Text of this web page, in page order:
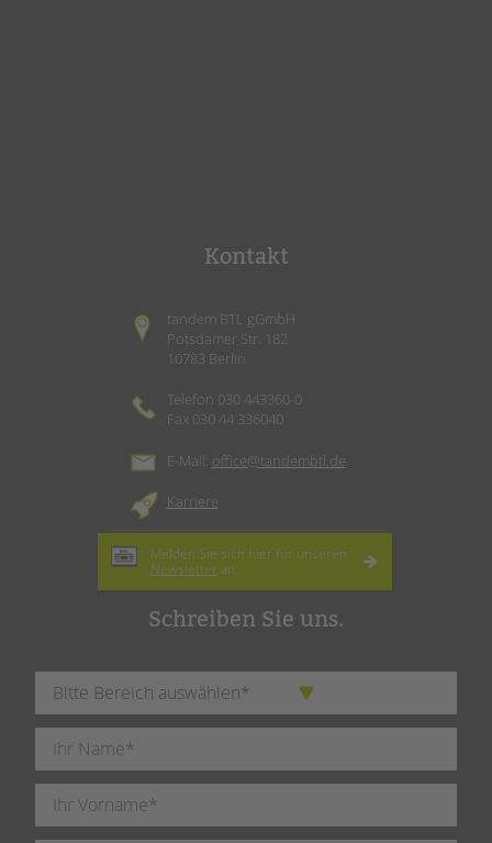
Kontakt
tandem BTL gGmbH
Potsdamer Str. 182
10783 Berlin
Telefon 030 443360-0
Fax 030 44 336040
E-Mail: office@tandembtl.de
Karriere
Melden Sie sich hier für unseren
Newsletter an.
Schreiben Sie uns.